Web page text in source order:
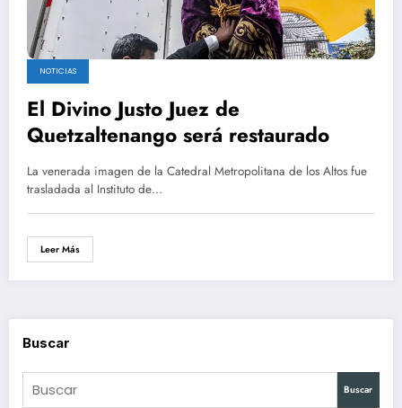
NOTICIAS
El Divino Justo Juez de
Quetzaltenango será restaurado
La venerada imagen de la Catedral Metropolitana de los Altos fue
trasladada al Instituto de…
Leer Más
Buscar
Buscar